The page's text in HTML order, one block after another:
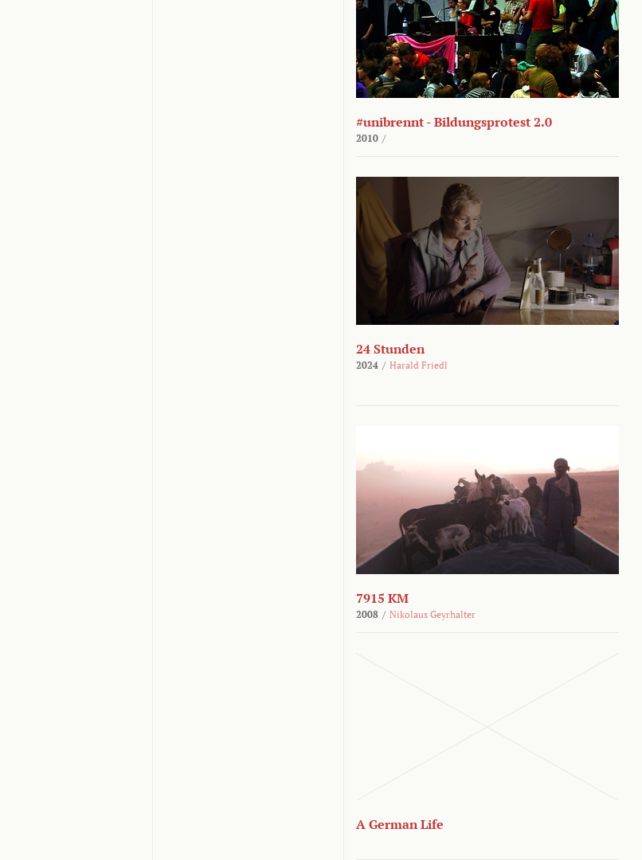
#unibrennt - Bildungsprotest 2.0
2010 /
24 Stunden
2024 / Harald Friedl
7915 KM
2008 / Nikolaus Geyrhalter
A German Life